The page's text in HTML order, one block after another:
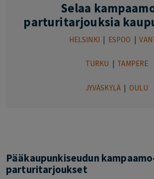
Selaa
parturitarjouksia
HELSINKI | ESPOO |
TURKU TAMPERE
JYVÄSKYLÄ | OULU
Pääkaupunkiseudun
parturitarjoukset